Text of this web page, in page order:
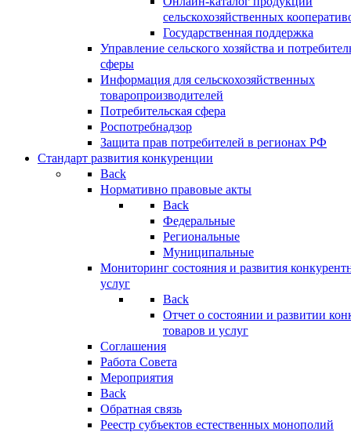
сельскохозяйственных
Государственная поддержка
Управление сельского хозяйства и
сферы
Информация для сельскохозяйственных
товаропроизводителей
Потребительская сфера
Роспотребнадзор
Защита прав потребителей в регионах РФ
Стандарт развития конкуренции
Back
Нормативно правовые акты
Back
Федеральные
Региональные
Муниципальные
Мониторинг состояния и развития
услуг
Back
Отчет о состоянии и развитии
товаров и услуг
Соглашения
Работа Совета
Мероприятия
Back
Обратная связь
Реестр субъектов естественных монополий